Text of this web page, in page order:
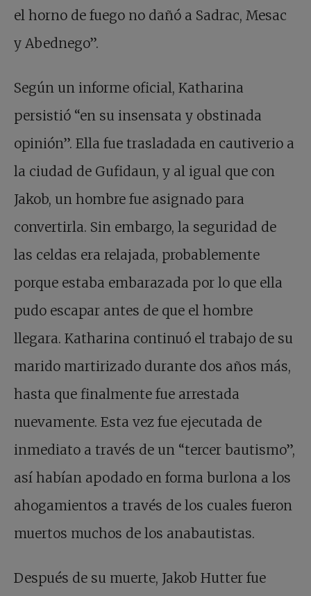
el horno de fuego no dañó a Sadrac, Mesac
y Abednego”.
Según un informe oficial, Katharina
persistió “en su insensata y obstinada
opinión”. Ella fue trasladada en cautiverio a
la ciudad de Gufidaun, y al igual que con
Jakob, un hombre fue asignado para
convertirla. Sin embargo, la seguridad de
las celdas era relajada, probablemente
porque estaba embarazada por lo que ella
pudo escapar antes de que el hombre
llegara. Katharina continuó el trabajo de su
marido martirizado durante dos años más,
hasta que finalmente fue arrestada
nuevamente. Esta vez fue ejecutada de
inmediato a través de un “tercer bautismo”,
así habían apodado en forma burlona a los
ahogamientos a través de los cuales fueron
muertos muchos de los anabautistas.
Después de su muerte, Jakob Hutter fue